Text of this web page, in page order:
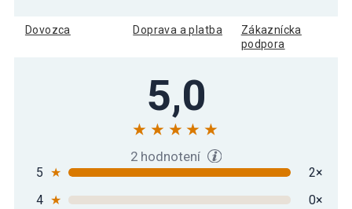
Dovozca Doprava a platba
Zákaznícka
podpora
5,0
2 hodnotení
5 ★
2×
4 ★
0×